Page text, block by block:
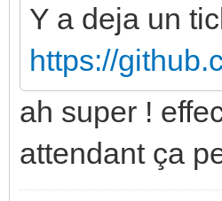
Y a deja un
https://
ah super !
attendant ça